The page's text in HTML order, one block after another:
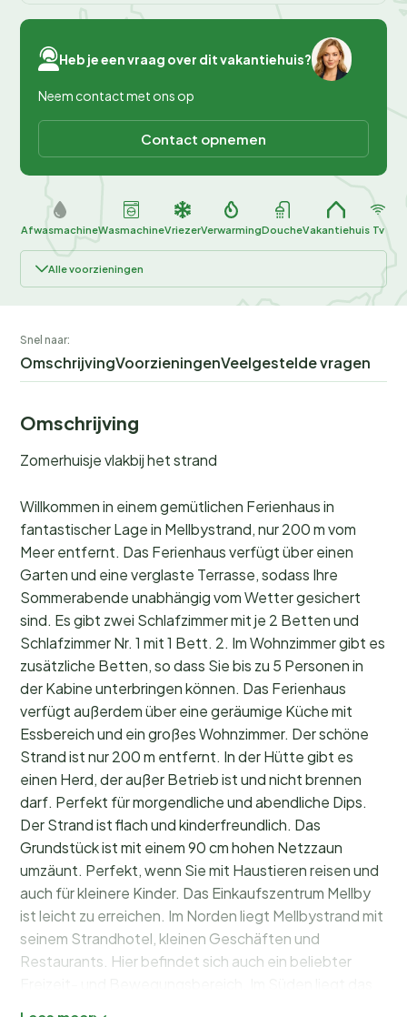
Heb je een vraag over dit vakantiehuis?
Neem contact met ons op
Contact opnemen
AfwasmachineWasmachineVriezerVerwarmingDoucheVakantiehuis Tv
Alle voorzieningen
Snel naar:
OmschrijvingVoorzieningenVeelgestelde vragen
Omschrijving
Zomerhuisje vlakbij het strand
Willkommen in einem gemütlichen Ferienhaus in
fantastischer Lage in Mellbystrand, nur 200 m vom
Meer entfernt. Das Ferienhaus verfügt über einen
Garten und eine verglaste Terrasse, sodass Ihre
Sommerabende unabhängig vom Wetter gesichert
sind. Es gibt zwei Schlafzimmer mit je 2 Betten und
Schlafzimmer Nr. 1 mit 1 Bett. 2. Im Wohnzimmer gibt es
zusätzliche Betten, so dass Sie bis zu 5 Personen in
der Kabine unterbringen können. Das Ferienhaus
verfügt außerdem über eine geräumige Küche mit
Essbereich und ein großes Wohnzimmer. Der schöne
Strand ist nur 200 m entfernt. In der Hütte gibt es
einen Herd, der außer Betrieb ist und nicht brennen
darf. Perfekt für morgendliche und abendliche Dips.
Der Strand ist flach und kinderfreundlich. Das
Grundstück ist mit einem 90 cm hohen Netzzaun
umzäunt. Perfekt, wenn Sie mit Haustieren reisen und
auch für kleinere Kinder. Das Einkaufszentrum Mellby
ist leicht zu erreichen. Im Norden liegt Mellbystrand mit
seinem Strandhotel, kleinen Geschäften und
Restaurants. Hier befindet sich auch ein beliebter